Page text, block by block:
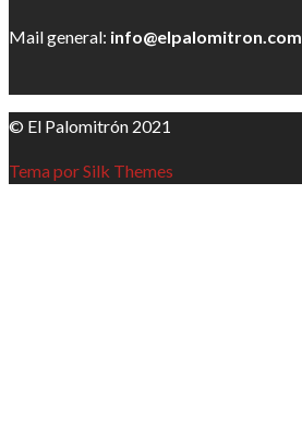
Mail general: info@elpalomitron.com
© El Palomitrón 2021
Tema por Silk Themes